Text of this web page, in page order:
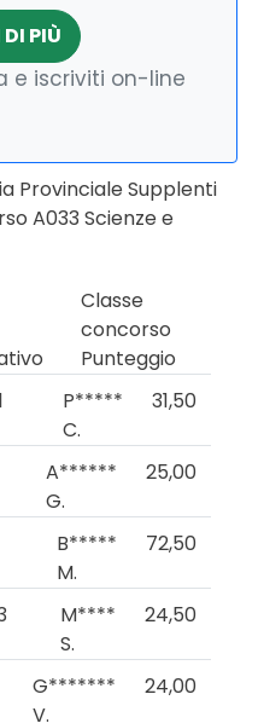
PIÙ
e iscriviti on-line
Provinciale Supplenti
A033 Scienze e
Classe
concorso
Punteggio
P*****
C.
31,50
A******
G.
25,00
B*****
M.
72,50
M****
S.
24,50
G*******
V.
24,00